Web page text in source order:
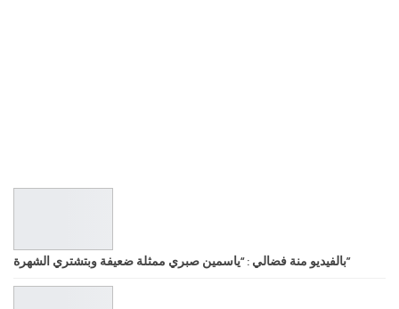
بالفيديو منة فضالي : “ياسمين صبري ممثلة ضعيفة وبتشتري الشهرة”